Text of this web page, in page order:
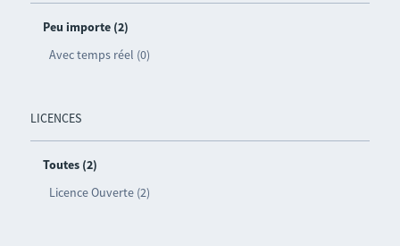
Peu importe (2)
Avec temps réel (0)
LICENCES
Toutes (2)
Licence Ouverte (2)